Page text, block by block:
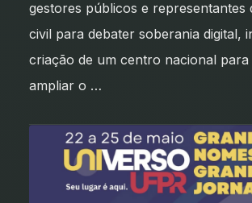
gestores públicos e representantes
civil para debater soberania digital,
criação de um centro nacional
ampliar o …